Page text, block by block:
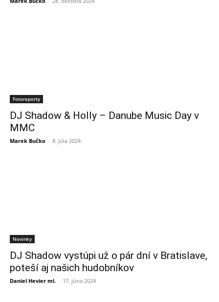
Fotoreporty
DJ Shadow & Holly – Danube Music Day v
MMC
Marek Bučko - 8. júla 2024
Novinky
DJ Shadow vystúpi už o pár dní v Bratislave,
poteší aj našich hudobníkov
Daniel Hevier ml. - 17. júna 2024